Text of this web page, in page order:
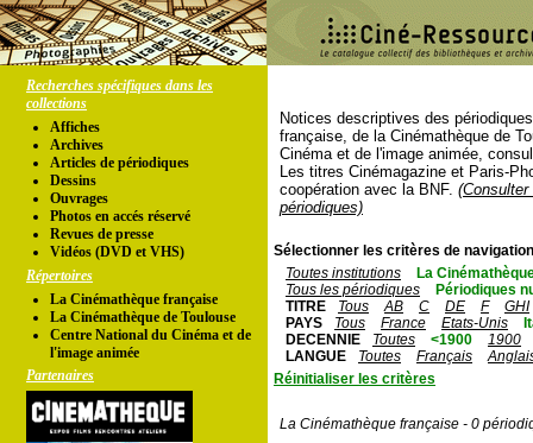
Recherches spécifiques dans les
collections
Affiches
Archives
Articles de périodiques
Dessins
Ouvrages
Photos en accés réservé
Revues de presse
Vidéos (DVD et VHS)
Répertoires
La Cinémathèque française
La Cinémathèque de Toulouse
Centre National du Cinéma et de
l'image animée
Partenaires
Notices descriptives des
française, de la Cinémathèque de
Cinéma et de l'image animée,
Les titres Cinémagazine et Paris-
coopération avec la BNF.
périodiques)
Sélectionner les critères de
Toutes institutions
La
Tous les périodiques
Périodiques
TITRE
Tous AB C DE F
GHI
PAYS
Tous France Etats-Unis
DECENNIE
Toutes <1900
1900
LANGUE
Toutes Français
Réinitialiser les critères
La Cinémathèque française - 0